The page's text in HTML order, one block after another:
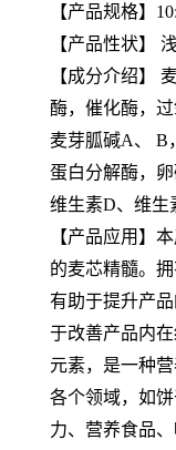
【产品规格】
【产品性状】
【成分介绍】
酶，催化酶，
麦芽胍碱A、 B
蛋白分解酶，
维生素D、维生
【产品应用】
的麦芯精髓。
有助于提升产
于改善产品内
元素，是一种
各个领域，如
力、营养食品